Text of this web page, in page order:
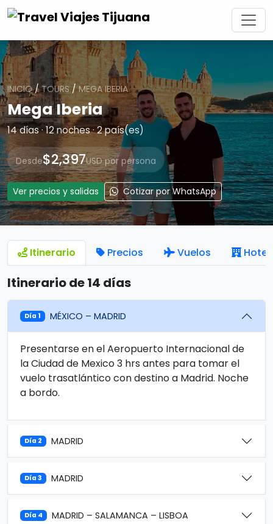
INICIO/TOURS/MEGA IBERIA
Mega Iberia
14 días · 12 noches · 2 país(es)
Desde$2,397USD por persona
Ver precios y salidas Cotizar por WhatsApp
Itinerario Precios Vuelos
Itinerario de 14 días
Día 1 MÉXICO – MADRID
Presentarse en el Aeropuerto Internacional de
la Ciudad de Mexico 3 hrs antes para tomar el
vuelo trasatlántico con destino a Madrid. Noche
a bordo.
Día 2 MADRID
Día 3 MADRID
Día 4 MADRID – SALAMANCA – LISBOA